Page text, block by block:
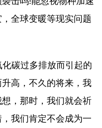
全球变暖等现实问题
碳过多排放而引起的
高，不久的将来，我
，那时，我们就会祈
我们肯定不会成为一